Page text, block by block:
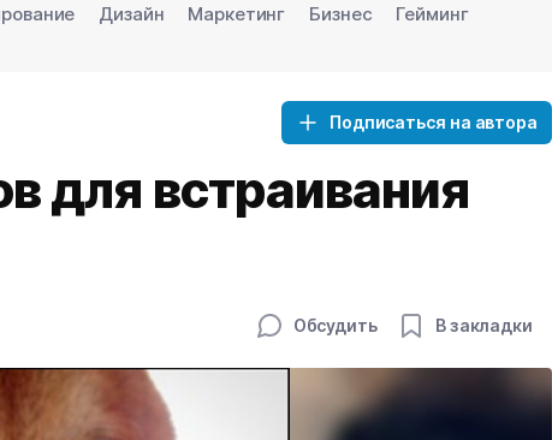
Дизайн Маркетинг Бизнес
Гейминг
Подписаться на автора
для встраивания
Обсудить В закладки